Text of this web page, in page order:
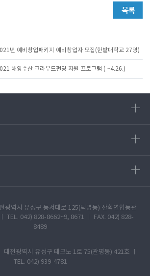
년 예비창업패키지 예비창업자 모집(한밭대학교 27명)
해양수산 크라우드펀딩 지원 프로그램 ( ~4.26.)
광역시 유성구 동서대로 125(덕명동) 산학연협동관
TEL. 042) 828-8662~9, 8671 ㅣ FAX. 042) 828-
8489
대전광역시 유성구 테크노 1로 75(관평동) 421호 ㅣ
TEL. 042) 939-4781